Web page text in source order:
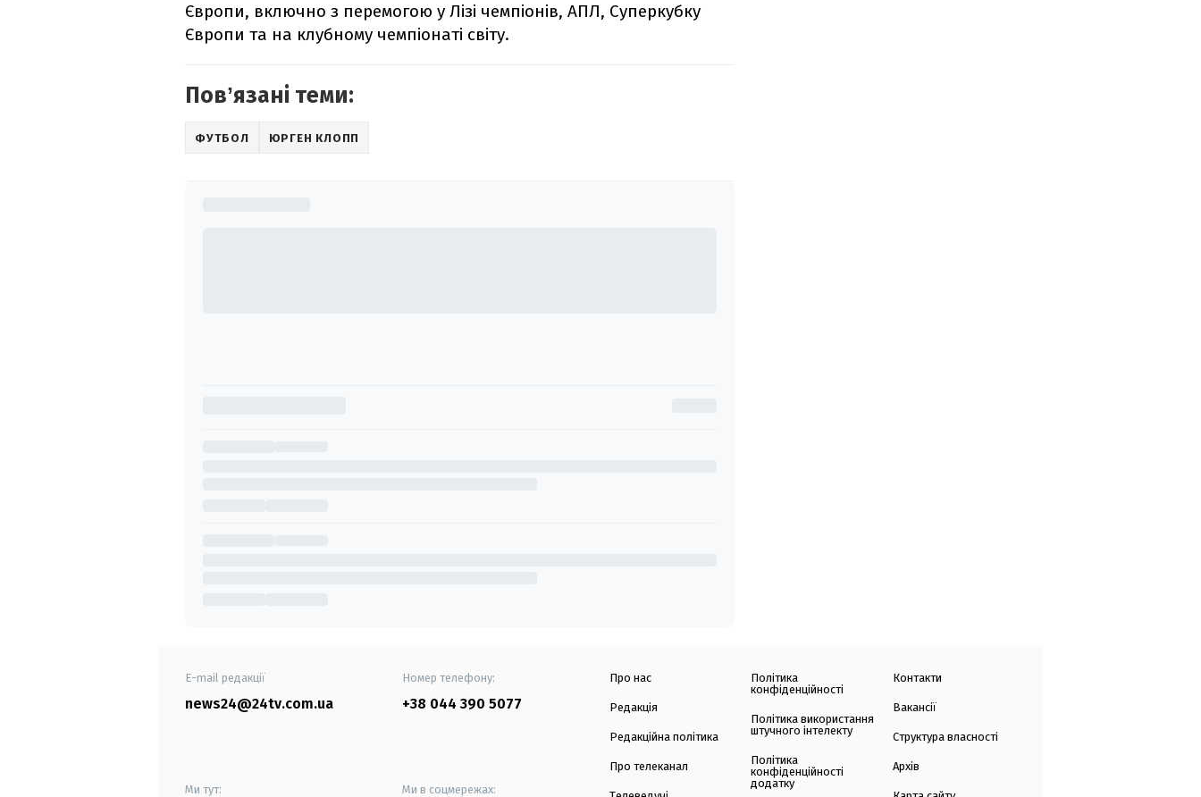
Європи, включно з перемогою у Лізі чемпіонів, АПЛ, Суперкубку
Європи та на клубному чемпіонаті світу.
Повʼязані теми:
ФУТБОЛ ЮРГЕН КЛОПП
E-mail редакції
news24@24tv.com.ua
Номер телефону:
+38 044 390 5077
Ми тут: Ми в соцмережах:
Про нас
Редакція
Редакційна політика
Про телеканал
Політика
конфіденційності
Політика використання
штучного інтелекту
Політика
конфіденційності
додатку
Контакти
Вакансії
Структура власності
Архів